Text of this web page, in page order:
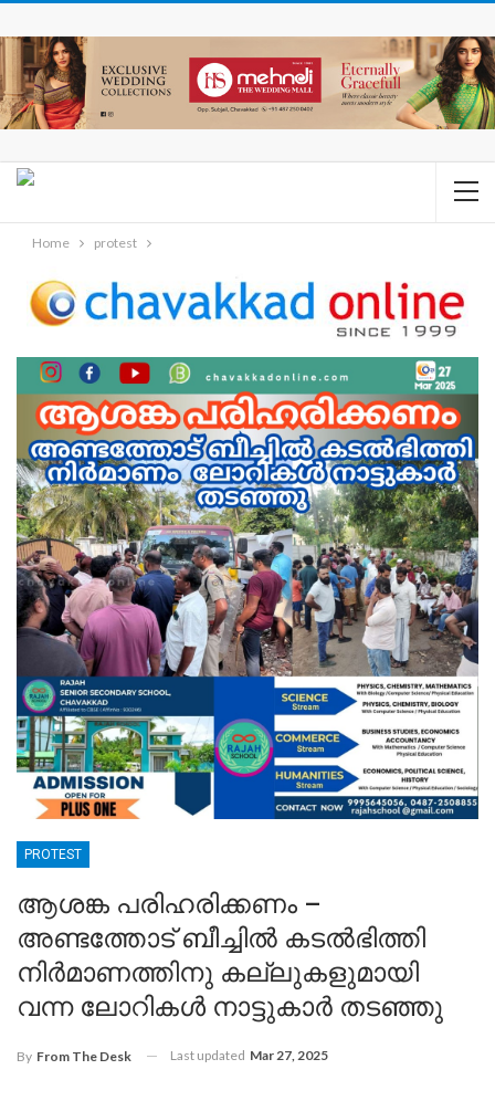
Home protest
PROTEST
ആശങ്ക പരിഹരിക്കണം –
അണ്ടത്തോട് ബീച്ചിൽ കടൽഭിത്തി
നിർമാണത്തിനു കല്ലുകളുമായി
വന്ന ലോറികൾ നാട്ടുകാർ തടഞ്ഞു
By From The Desk Last updated Mar 27, 2025